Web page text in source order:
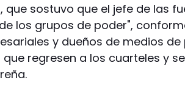
que sostuvo que el jefe de las
los grupos de poder",
y dueños de medios
regresen a los cuarteles y